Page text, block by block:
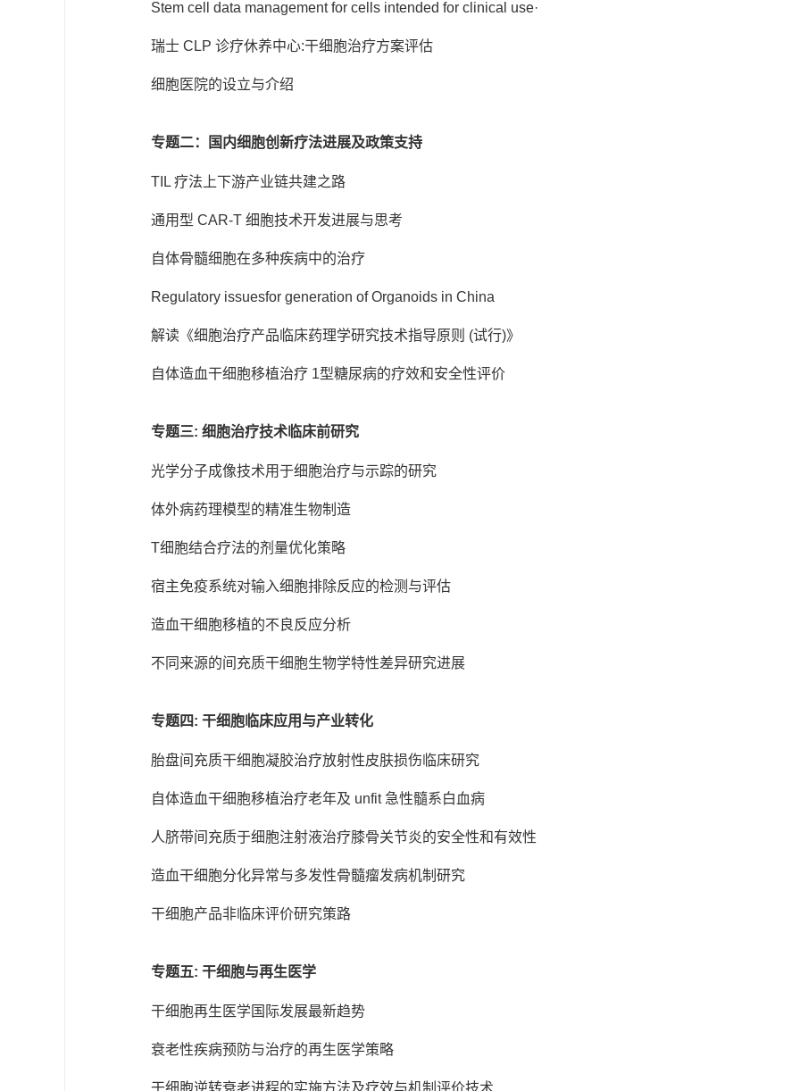
Stem cell data management for cells intended for clinical use·
瑞士 CLP 诊疗休养中心:干细胞治疗方案评估
细胞医院的设立与介绍
专题二：国内细胞创新疗法进展及政策支持
TIL 疗法上下游产业链共建之路
通用型 CAR-T 细胞技术开发进展与思考
自体骨髓细胞在多种疾病中的治疗
Regulatory issuesfor generation of Organoids in China
解读《细胞治疗产品临床药理学研究技术指导原则 (试行)》
自体造血干细胞移植治疗 1型糖尿病的疗效和安全性评价
专题三: 细胞治疗技术临床前研究
光学分子成像技术用于细胞治疗与示踪的研究
体外病药理模型的精准生物制造
T细胞结合疗法的剂量优化策略
宿主免疫系统对输入细胞排除反应的检测与评估
造血干细胞移植的不良反应分析
不同来源的间充质干细胞生物学特性差异研究进展
专题四: 干细胞临床应用与产业转化
胎盘间充质干细胞凝胶治疗放射性皮肤损伤临床研究
自体造血干细胞移植治疗老年及 unfit 急性髓系白血病
人脐带间充质于细胞注射液治疗膝骨关节炎的安全性和有效性
造血干细胞分化异常与多发性骨髓瘤发病机制研究
干细胞产品非临床评价研究策路
专题五: 干细胞与再生医学
干细胞再生医学国际发展最新趋势
衰老性疾病预防与治疗的再生医学策略